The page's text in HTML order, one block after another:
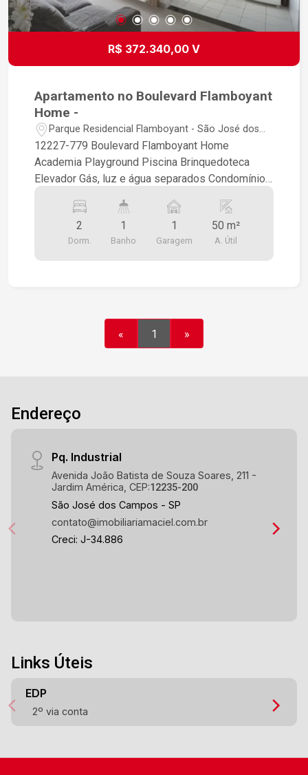
R$ 372.340,00 V
Apartamento no Boulevard Flamboyant
Home -
Parque Residencial Flamboyant - São José dos
Campos/SP
12227-779 Boulevard Flamboyant Home
Academia Playground Piscina Brinquedoteca
Elevador Gás, luz e água separados Condomínio
banheiro 1 garagem coberta Mobiliado inteiro
Iptu 700,00 Aceita financiamento Aceito permuta
por casas ou apto maior
2
Dorm.
1
Banho
1
Garagem
50 m²
A. Útil
« 1 »
Endereço
Pq. Industrial
Avenida João Batista de Souza Soares, 211 -
Jardim América, CEP:12235-200
São José dos Campos - SP
contato@imobiliariamaciel.com.br
Creci: J-34.886
Links Úteis
EDP
2º via conta